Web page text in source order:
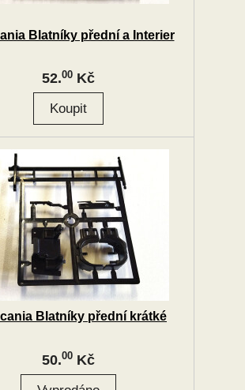
Blatníky přední a Interier
52.00Kč
Blatníky přední krátké
50.00Kč